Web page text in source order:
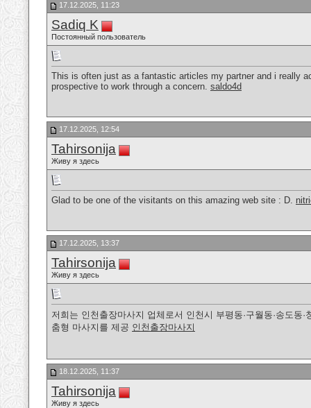
17.12.2025, 11:23
Sadiq K
Постоянный пользователь
This is often just as a fantastic articles my partner and i really
prospective to work through a concern. saldo4d
17.12.2025, 12:54
Tahirsonija
Живу я здесь
Glad to be one of the visitants on this amazing web site : D.
17.12.2025, 13:37
Tahirsonija
Живу я здесь
저희는 인천출장마사지 업체로서 인천시 부평동·구월동·송도동
춤형 마사지를 제공 인천출장마사지
18.12.2025, 11:37
Tahirsonija
Живу я здесь